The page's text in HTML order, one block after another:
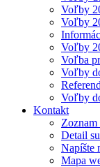
Voľby
Voľby
Voľby
Voľba
Voľby
Voľby
Kontakt
Zoznam
Detail
Napíšte
Mapa